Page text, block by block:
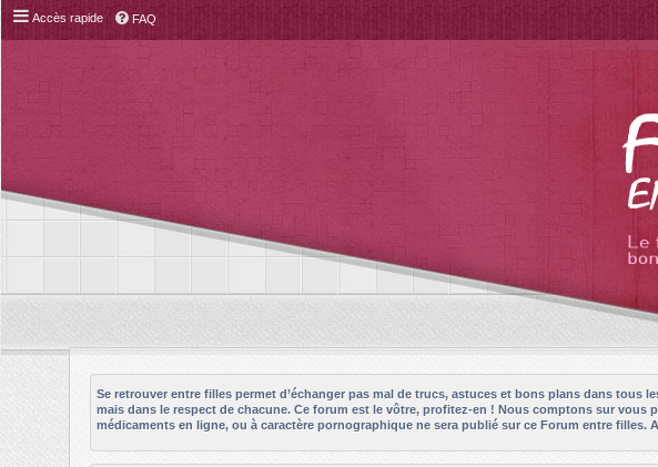
Accès rapide FAQ
Se retrouver entre filles permet d’échanger pas mal de trucs, astuces et bons plans dans
mais dans le respect de chacune. Ce forum est le vôtre, profitez-en ! Nous comptons sur
médicaments en ligne, ou à caractère pornographique ne sera publié sur ce Forum entre filles.